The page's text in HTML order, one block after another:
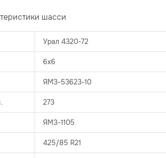
шасси
Урал 4320-72
6х6
ЯМЗ-53623-10
273
ЯМЗ-1105
425/85 R21